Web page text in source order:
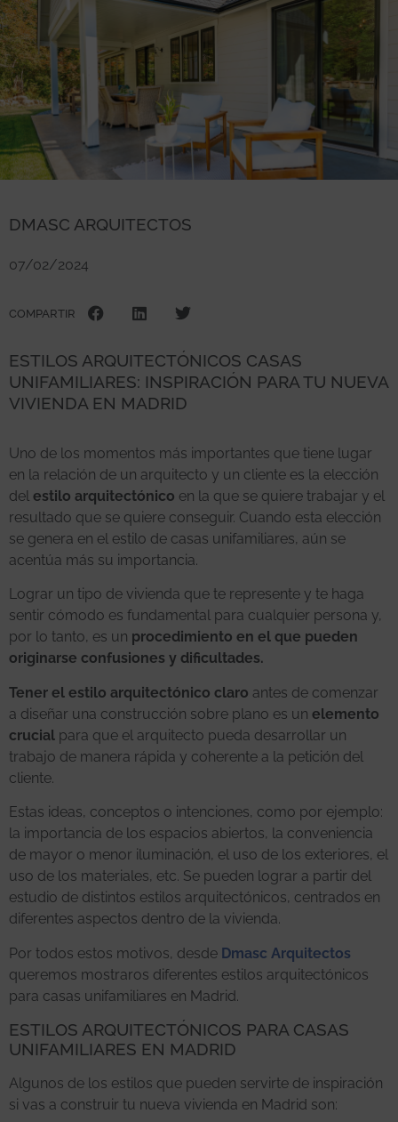
DMASC ARQUITECTOS
07/02/2024
COMPARTIR
ESTILOS ARQUITECTÓNICOS CASAS
UNIFAMILIARES: INSPIRACIÓN PARA TU NUEVA
VIVIENDA EN MADRID
Uno de los momentos más importantes que tiene lugar
en la relación de un arquitecto y un cliente es la elección
del estilo arquitectónico en la que se quiere trabajar y el
resultado que se quiere conseguir. Cuando esta elección
se genera en el estilo de casas unifamiliares, aún se
acentúa más su importancia.
Lograr un tipo de vivienda que te represente y te haga
sentir cómodo es fundamental para cualquier persona y,
por lo tanto, es un procedimiento en el que pueden
originarse confusiones y dificultades.
Tener el estilo arquitectónico claro antes de comenzar
a diseñar una construcción sobre plano es un elemento
crucial para que el arquitecto pueda desarrollar un
trabajo de manera rápida y coherente a la petición del
cliente.
Estas ideas, conceptos o intenciones, como por ejemplo:
la importancia de los espacios abiertos, la conveniencia
de mayor o menor iluminación, el uso de los exteriores, el
uso de los materiales, etc. Se pueden lograr a partir del
estudio de distintos estilos arquitectónicos, centrados en
diferentes aspectos dentro de la vivienda.
Por todos estos motivos, desde Dmasc Arquitectos
queremos mostraros diferentes estilos arquitectónicos
para casas unifamiliares en Madrid.
ESTILOS ARQUITECTÓNICOS PARA CASAS
UNIFAMILIARES EN MADRID
Algunos de los estilos que pueden servirte de inspiración
si vas a construir tu nueva vivienda en Madrid son: